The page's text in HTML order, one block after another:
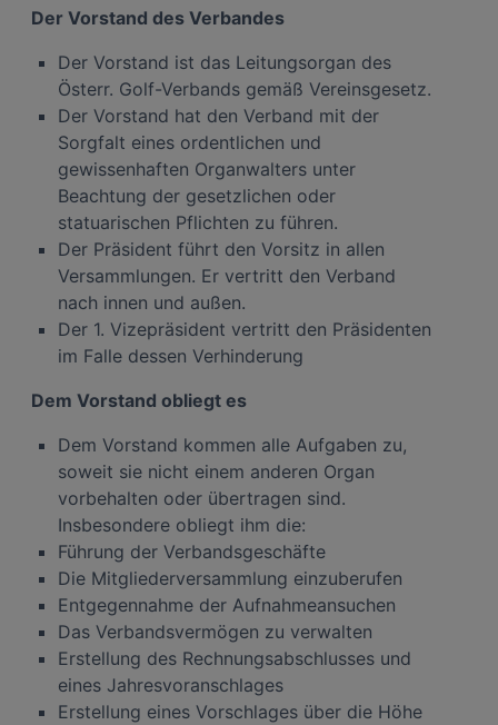
Der Vorstand des Verbandes
Der Vorstand ist das Leitungsorgan des
Österr. Golf-Verbands gemäß Vereinsgesetz.
Der Vorstand hat den Verband mit der
Sorgfalt eines ordentlichen und
gewissenhaften Organwalters unter
Beachtung der gesetzlichen oder
statuarischen Pflichten zu führen.
Der Präsident führt den Vorsitz in allen
Versammlungen. Er vertritt den Verband
nach innen und außen.
Der 1. Vizepräsident vertritt den Präsidenten
im Falle dessen Verhinderung
Dem Vorstand obliegt es
Dem Vorstand kommen alle Aufgaben zu,
soweit sie nicht einem anderen Organ
vorbehalten oder übertragen sind.
Insbesondere obliegt ihm die:
Führung der Verbandsgeschäfte
Die Mitgliederversammlung einzuberufen
Entgegennahme der Aufnahmeansuchen
Das Verbandsvermögen zu verwalten
Erstellung des Rechnungsabschlusses und
eines Jahresvoranschlages
Erstellung eines Vorschlages über die Höhe